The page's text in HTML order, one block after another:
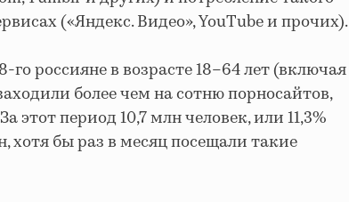
(«Яндекс. Видео», YouTube и прочих).
го россияне в возрасте 18–64 лет (включая
более чем на сотню порносайтов,
этот период 10,7 млн человек, или 11,3%
хотя бы раз в месяц посещали такие